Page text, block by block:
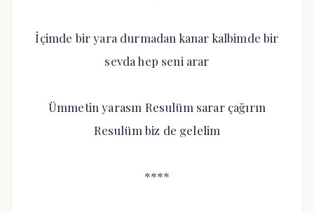
İçimde bir yara durmadan kanar kalbimde bir
sevda hep seni arar
Ümmetin yarasın Resulüm sarar çağırın
Resulüm biz de gelelim
****